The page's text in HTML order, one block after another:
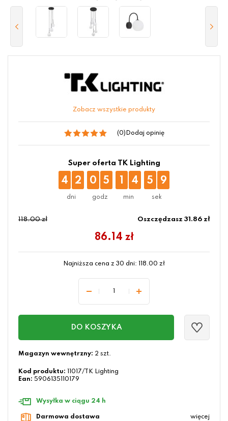
Zobacz wszystkie produkty
(0) Dodaj opinię
Super oferta TK Lighting
4 2 0 5 1 4 5 8
118.00 zł Oszczędzasz 31.86 zł
86.14 zł
Najniższa cena z 30 dni: 118.00 zł
DO KOSZYKA
Magazyn wewnętrzny: 2 szt.
Kod produktu:
11017/TK Lighting
Ean: 5906135110179
Wysyłka w ciągu 24 h
Darmowa dostawa więcej